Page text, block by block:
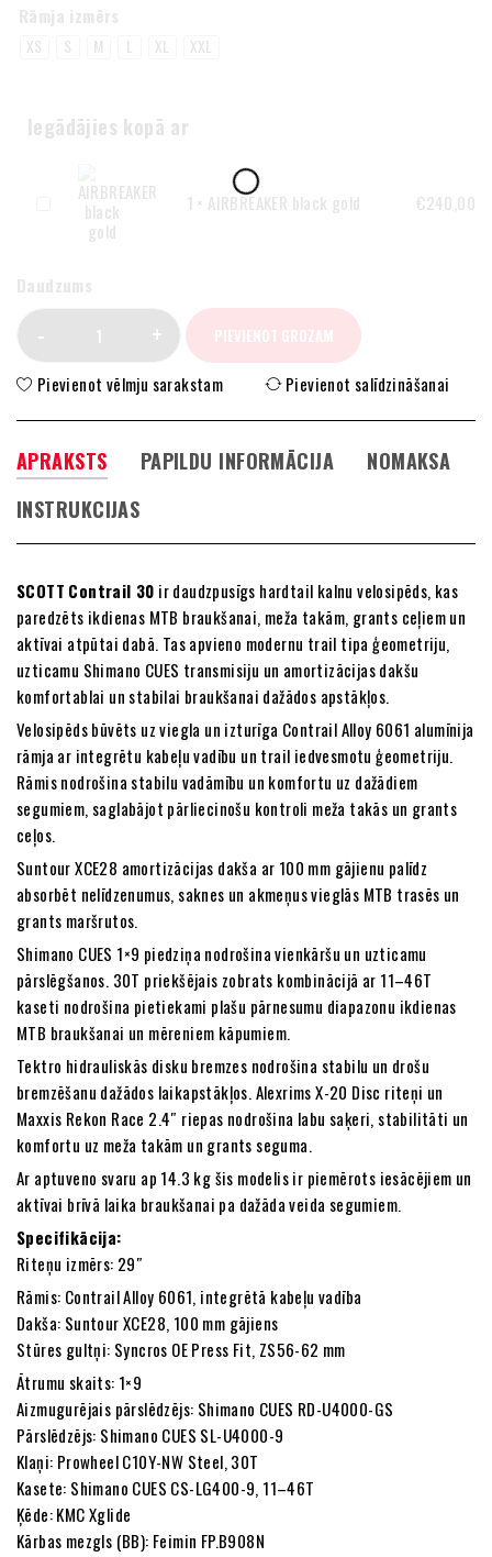
XS S M L XL XXL
Iegādājies kopā ar
AIRBREAKER
1 × AIRBREAKER black gold €240,00
PIEVIENOT GROZAM
Pievienot vēlmju sarakstam Pievienot salīdzināšanai
APRAKSTS PAPILDU INFORMĀCIJA
NOMAKSA
INSTRUKCIJAS
SCOTT Contrail 30 ir daudzpusīgs hardtail kalnu velosipēds, kas
paredzēts ikdienas MTB braukšanai, meža takām, grants ceļiem un
aktīvai atpūtai dabā. Tas apvieno modernu trail tipa ģeometriju,
uzticamu Shimano CUES transmisiju un amortizācijas dakšu
komfortablai un stabilai braukšanai dažādos apstākļos.
Velosipēds būvēts uz viegla un izturīga Contrail Alloy 6061 alumīnija
rāmja ar integrētu kabeļu vadību un trail iedvesmotu ģeometriju.
Rāmis nodrošina stabilu vadāmību un komfortu uz dažādiem
segumiem, saglabājot pārliecinošu kontroli meža takās un grants
ceļos.
Suntour XCE28 amortizācijas dakša ar 100 mm gājienu palīdz
absorbēt nelīdzenumus, saknes un akmeņus vieglās MTB trasēs un
grants maršrutos.
Shimano CUES 1×9 piedziņa nodrošina vienkāršu un uzticamu
pārslēgšanos. 30T priekšējais zobrats kombinācijā ar 11–46T
kaseti nodrošina pietiekami plašu pārnesumu diapazonu ikdienas
MTB braukšanai un mēreniem kāpumiem.
Tektro hidrauliskās disku bremzes nodrošina stabilu un drošu
bremzēšanu dažādos laikapstākļos. Alexrims X-20 Disc riteņi un
Maxxis Rekon Race 2.4″ riepas nodrošina labu saķeri, stabilitāti un
komfortu uz meža takām un grants seguma.
Ar aptuveno svaru ap 14.3 kg šis modelis ir piemērots iesācējiem un
aktīvai brīvā laika braukšanai pa dažāda veida segumiem.
Specifikācija:
Riteņu izmērs: 29″
Rāmis: Contrail Alloy 6061, integrētā kabeļu vadība
Dakša: Suntour XCE28, 100 mm gājiens
Stūres gultņi: Syncros OE Press Fit, ZS56-62 mm
Ātrumu skaits: 1×9
Aizmugurējais pārslēdzējs: Shimano CUES RD-U4000-GS
Pārslēdzējs: Shimano CUES SL-U4000-9
Klaņi: Prowheel C10Y-NW Steel, 30T
Kasete: Shimano CUES CS-LG400-9, 11–46T
Ķēde: KMC Xglide
Kārbas mezgls (BB): Feimin FP.B908N